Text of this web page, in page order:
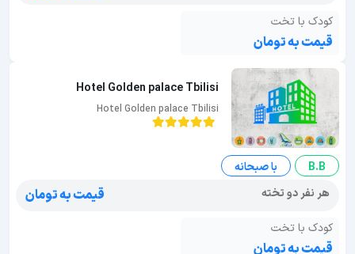
کودک با تخت
قیمت به تومان
Hotel Golden palace Tbilisi
Hotel Golden palace Tbilisi
B.B
با صبحانه
هر نفر دو تخته
قیمت به تومان
کودک با تخت
قیمت به تومان